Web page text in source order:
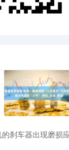
刹车器出现磨损